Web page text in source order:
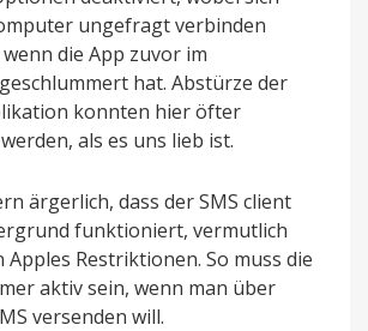
ungefragt verbinden
die App zuvor im
hat. Abstürze der
konnten hier öfter
als es uns lieb ist.
ärgerlich, dass der SMS client
funktioniert, vermutlich
Restriktionen. So muss die
aktiv sein, wenn man über
versenden will.